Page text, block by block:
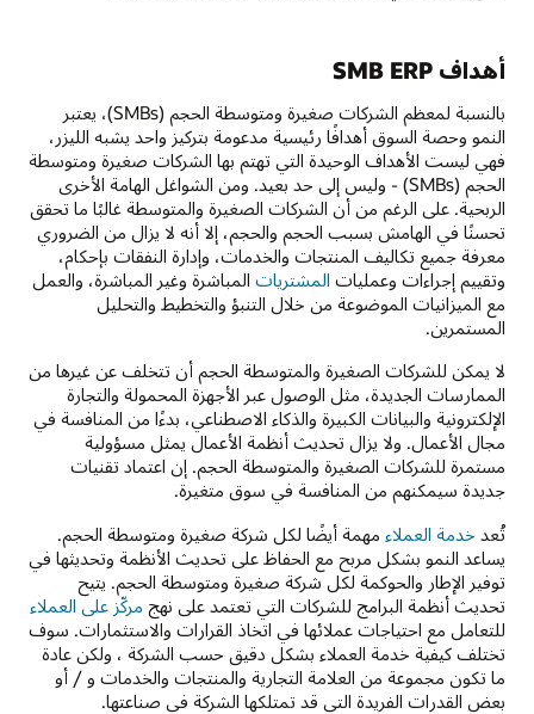
أهداف SMB ERP
بالنسبة لمعظم الشركات صغيرة ومتوسطة الحجم (SMBs)، يعتبر
النمو وحصة السوق أهدافًا رئيسية مدعومة بتركيز واحد يشبه الليزر،
فهي ليست الأهداف الوحيدة التي تهتم بها الشركات صغيرة ومتوسطة
الحجم (SMBs) - وليس إلى حد بعيد. ومن الشواغل الهامة الأخرى
الربحية. على الرغم من أن الشركات الصغيرة والمتوسطة غالبًا ما تحقق
تحسنًا في الهامش بسبب الحجم والحجم، إلا أنه لا يزال من الضروري
معرفة جميع تكاليف المنتجات والخدمات، وإدارة النفقات بإحكام،
وتقييم إجراءات وعمليات المشتريات المباشرة وغير المباشرة، والعمل
مع الميزانيات الموضوعة من خلال التنبؤ والتخطيط والتحليل
المستمرين.
لا يمكن للشركات الصغيرة والمتوسطة الحجم أن تتخلف عن غيرها من
الممارسات الجديدة، مثل الوصول عبر الأجهزة المحمولة والتجارة
الإلكترونية والبيانات الكبيرة والذكاء الاصطناعي، بدءًا من المنافسة في
مجال الأعمال. ولا يزال تحديث أنظمة الأعمال يمثل مسؤولية
مستمرة للشركات الصغيرة والمتوسطة الحجم. إن اعتماد تقنيات
جديدة سيمكنهم من المنافسة في سوق متغيرة.
تُعد خدمة العملاء مهمة أيضًا لكل شركة صغيرة ومتوسطة الحجم.
يساعد النمو بشكل مربح مع الحفاظ على تحديث الأنظمة وتحديثها في
توفير الإطار والحوكمة لكل شركة صغيرة ومتوسطة الحجم. يتيح
تحديث أنظمة البرامج للشركات التي تعتمد على نهج مركّز على العملاء
للتعامل مع احتياجات عملائها في اتخاذ القرارات والاستثمارات. سوف
تختلف كيفية خدمة العملاء بشكل دقيق حسب الشركة ، ولكن عادة
ما تكون مجموعة من العلامة التجارية والمنتجات والخدمات و / أو
بعض القدرات الفريدة التي قد تمتلكها الشركة في صناعتها.